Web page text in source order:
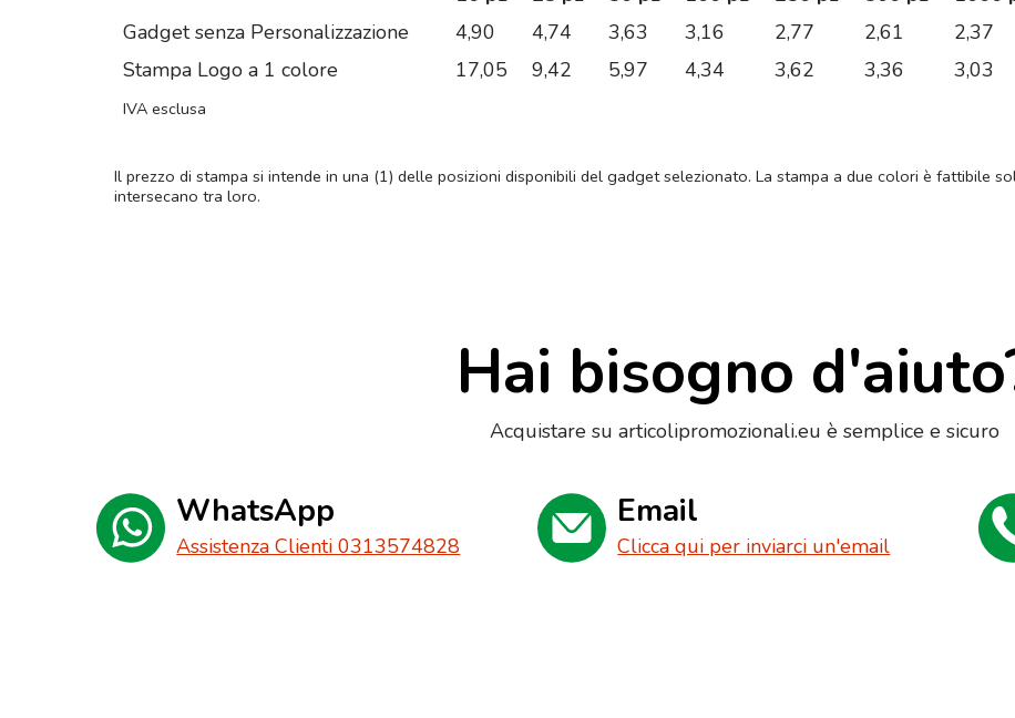
Gadget senza Personalizzazione
4,90 4,74 3,63 3,16 2,77 2,61 2,37
Stampa Logo a 1 colore
17,05 9,42 5,97 4,34 3,62 3,36 3,03
IVA esclusa
Il prezzo di stampa si intende in una (1) delle posizioni disponibili del gadget selezionato. La stampa a due colori è fattibile
intersecano tra loro.
Hai bisogno
Acquistare su articolipromozionali.eu è semplice e sicuro
WhatsApp
Assistenza Clienti 0313574828
Email
Clicca qui per inviarci un'email